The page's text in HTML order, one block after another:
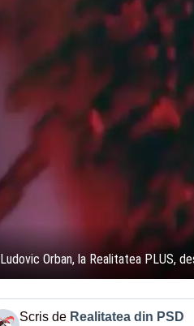
Ludovic Orban, la Realitatea PLUS,
Scris de Realitatea din PSD